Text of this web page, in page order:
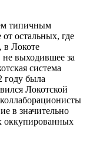
типичным
остальных, где
в Локоте
выходившее за
система
году была
Локотской
в значительно
оккупированных